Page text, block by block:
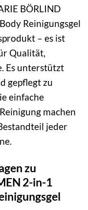
BÖRLIND
Reinigungsgel
– es ist
Qualität,
Es unterstützt
gepflegt zu
einfache
machen
jeder
zu
2-in-1